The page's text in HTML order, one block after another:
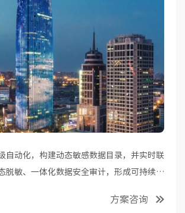
自动化，构建动态敏感数据目录，并实时联
脱敏、一体化数据安全审计，形成可持续的
方案咨询